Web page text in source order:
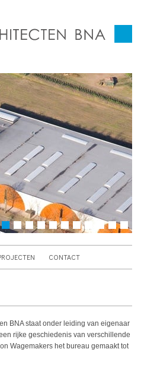
CONTACT
BNA staat onder leiding van eigenaar
rijke geschiedenis van verschillende
Wagemakers het bureau gemaakt tot